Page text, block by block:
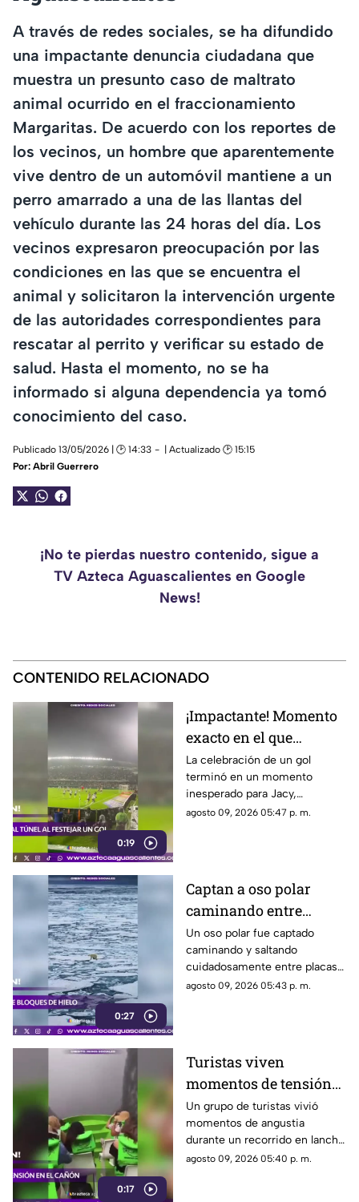
A través de redes sociales, se ha difundido
una impactante denuncia ciudadana que
muestra un presunto caso de maltrato
animal ocurrido en el fraccionamiento
Margaritas. De acuerdo con los reportes de
los vecinos, un hombre que aparentemente
vive dentro de un automóvil mantiene a un
perro amarrado a una de las llantas del
vehículo durante las 24 horas del día. Los
vecinos expresaron preocupación por las
condiciones en las que se encuentra el
animal y solicitaron la intervención urgente
de las autoridades correspondientes para
rescatar al perrito y verificar su estado de
salud. Hasta el momento, no se ha
informado si alguna dependencia ya tomó
conocimiento del caso.
Publicado 13/05/2026 | 🕑 14:33
| Actualizado 🕑 15:15
Por: Abril Guerrero
¡No te pierdas nuestro contenido, sigue a
TV Azteca Aguascalientes en Google
News!
CONTENIDO RELACIONADO
0:19
¡Impactante! Momento
exacto en el que
futbolista cae a túnel
tras festejar un gol y
termina lesionado
La celebración de un gol
terminó en un momento
inesperado para Jacy,
futbolista brasileño del
agosto 09, 2026 05:47 p. m.
0:27
Captan a oso polar
caminando entre
bloques de hielo sobre
el mar Ártico
Un oso polar fue captado
caminando y saltando
cuidadosamente entre placas
de hielo flotantes en el océano
agosto 09, 2026 05:43 p. m.
0:17
Turistas viven
momentos de tensión
por fuerte tormenta en
el Cañón del Sumidero
Un grupo de turistas vivió
momentos de angustia
durante un recorrido en lancha
por el Cañón del Sumidero, en
agosto 09, 2026 05:40 p. m.